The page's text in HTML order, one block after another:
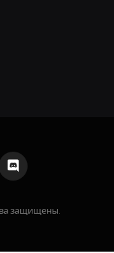
Discord
защищены.